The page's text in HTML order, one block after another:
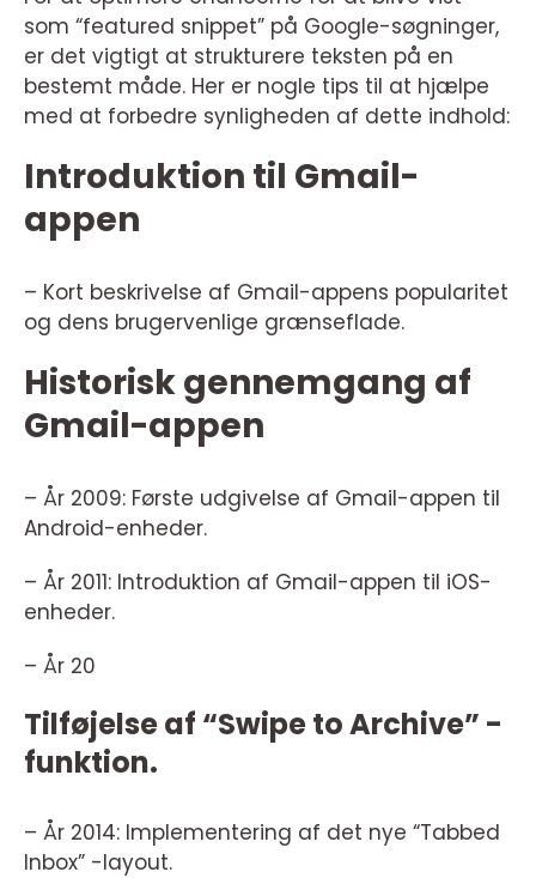
som “featured snippet” på Google-søgninger,
er det vigtigt at strukturere teksten på en
bestemt måde. Her er nogle tips til at hjælpe
med at forbedre synligheden af dette indhold:
Introduktion til Gmail-
appen
– Kort beskrivelse af Gmail-appens popularitet
og dens brugervenlige grænseflade.
Historisk gennemgang af
Gmail-appen
– År 2009: Første udgivelse af Gmail-appen til
Android-enheder.
– År 2011: Introduktion af Gmail-appen til iOS-
enheder.
– År 20
Tilføjelse af “Swipe to Archive” -
funktion.
– År 2014: Implementering af det nye “Tabbed
Inbox” -layout.